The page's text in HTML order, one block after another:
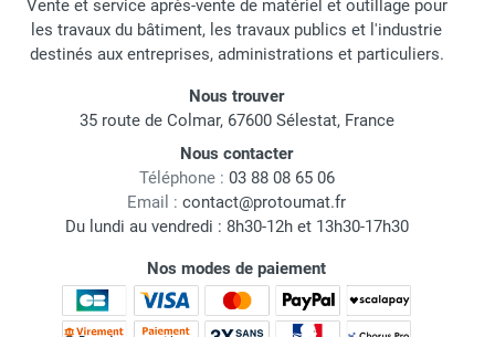
Vente et service après-vente de matériel et outillage pour
les travaux du bâtiment, les travaux publics et l'industrie
destinés aux entreprises, administrations et particuliers.
Nous trouver
35 route de Colmar, 67600 Sélestat, France
Nous contacter
Téléphone : 03 88 08 65 06
Email : contact@protoumat.fr
Du lundi au vendredi : 8h30-12h et 13h30-17h30
Nos modes de paiement